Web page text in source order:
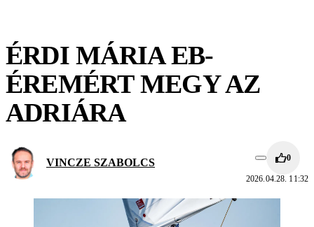
ÉRDI MÁRIA EB-
ÉREMÉRT MEGY AZ
ADRIÁRA
VINCZE SZABOLCS 0
2026.04.28. 11:32